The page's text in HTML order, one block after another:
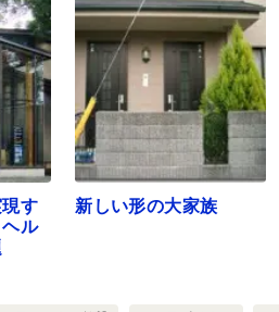
す
ル
新しい形の大家族